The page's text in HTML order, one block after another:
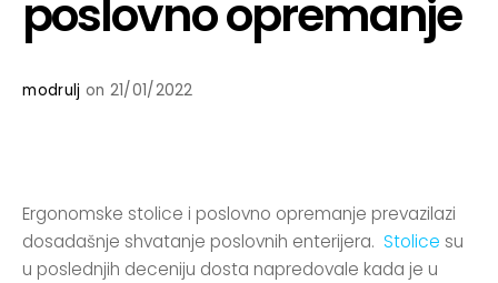
poslovno opremanje
modrulj on 21/01/2022
Ergonomske stolice i poslovno opremanje prevazilazi
dosadašnje shvatanje poslovnih enterijera. Stolice su
u poslednjih deceniju dosta napredovale kada je u